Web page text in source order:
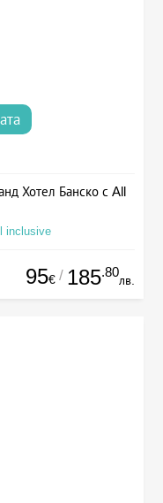
Хотел Банско с All
inclusive
95€ / 185.80
лв.